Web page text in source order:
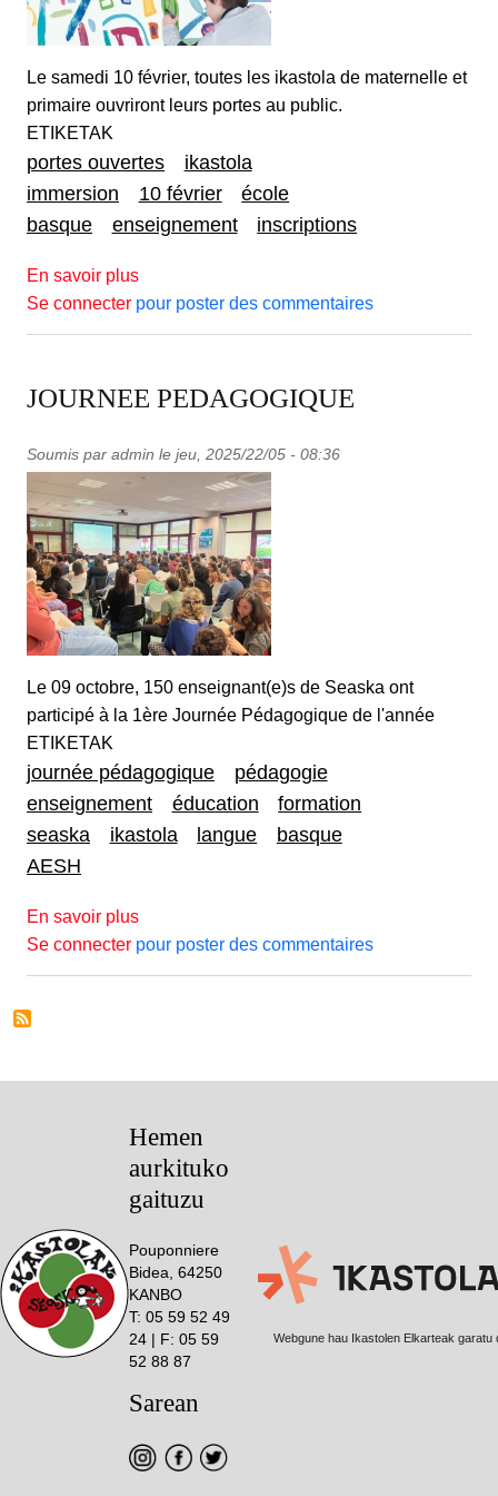
Le samedi 10 février, toutes les ikastola de maternelle et
primaire ouvriront leurs portes au public.
ETIKETAK
portes ouvertes
ikastola
immersion
10 février
école
basque
enseignement inscriptions
En savoir plussur PORTES OUVERTES 2024
Se connecter pour poster des commentaires
JOURNEE PEDAGOGIQUE
Soumis par admin le jeu, 2025/22/05 - 08:36
Le 09 octobre, 150 enseignant(e)s de Seaska ont
participé à la 1ère Journée Pédagogique de l'année
ETIKETAK
journée pédagogique
pédagogie
enseignement
éducation
formation
seaska
ikastola langue
basque
AESH
En savoir plussur JOURNEE PEDAGOGIQUE
Se connecter pour poster des commentaires
Hemen
aurkituko
gaituzu
Pouponniere
Bidea, 64250
KANBO
T: 05 59 52 49
24 | F: 05 59
52 88 87
Sarean
Webgune hau Ikastolen Elkarteak garatu